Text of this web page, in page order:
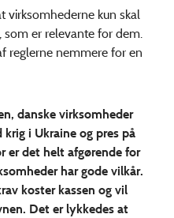
virksomhederne kun skal
som er relevante for dem.
reglerne nemmere for en
danske virksomheder
i Ukraine og pres på
er det helt afgørende for
har gode vilkår.
koster kassen og vil
Det er lykkedes at